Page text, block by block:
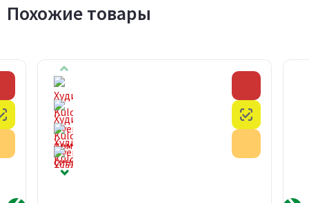
Похожие товары
Честный знак